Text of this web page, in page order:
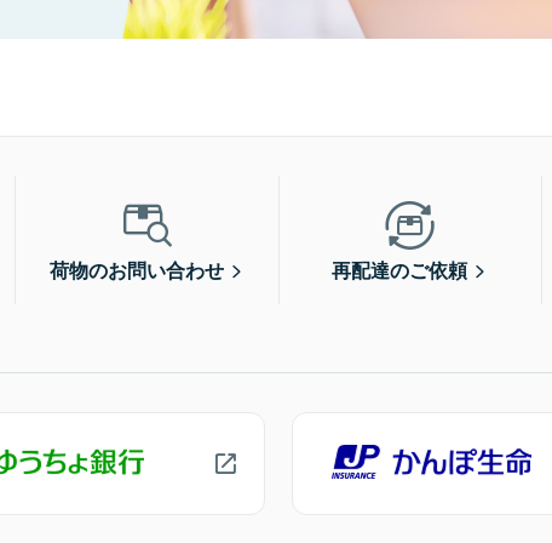
荷物のお問い合わせ 再配達のご依頼